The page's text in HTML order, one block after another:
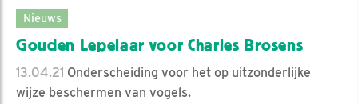
Nieuws
Gouden Lepelaar voor Charles Brosens
13.04.21 Onderscheiding voor het op uitzonderlijke
wijze beschermen van vogels.